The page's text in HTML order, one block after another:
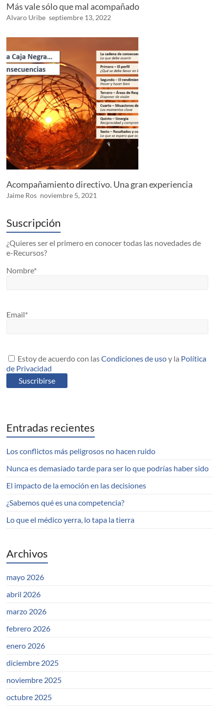
Más vale sólo que mal acompañado
Alvaro Uribe septiembre 13, 2022
Acompañamiento directivo. Una gran experiencia
Jaime Ros noviembre 5, 2021
Suscripción
¿Quieres ser el primero en conocer todas las novedades de
e-Recursos?
Nombre*
Email*
Estoy de acuerdo con lasCondiciones de usoy la Política
de Privacidad
Entradas recientes
Los conflictos más peligrosos no hacen ruido
Nunca es demasiado tarde para ser lo que podrías haber sido
El impacto de la emoción en las decisiones
¿Sabemos qué es una competencia?
Lo que el médico yerra, lo tapa la tierra
Archivos
mayo 2026
abril 2026
marzo 2026
febrero 2026
enero 2026
diciembre 2025
noviembre 2025
octubre 2025